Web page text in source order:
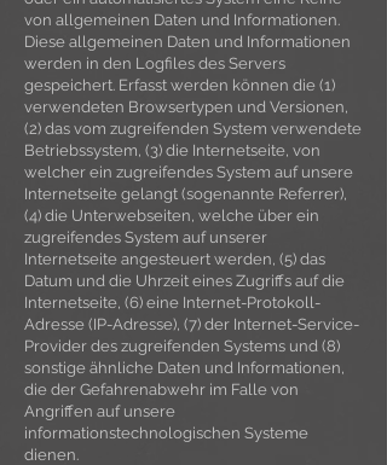
von allgemeinen Daten und Informationen.
Diese allgemeinen Daten und Informationen
werden in den Logfiles des Servers
gespeichert. Erfasst werden können die (1)
verwendeten Browsertypen und Versionen,
(2) das vom zugreifenden System verwendete
Betriebssystem, (3) die Internetseite, von
welcher ein zugreifendes System auf unsere
Internetseite gelangt (sogenannte Referrer),
(4) die Unterwebseiten, welche über ein
zugreifendes System auf unserer
Internetseite angesteuert werden, (5) das
Datum und die Uhrzeit eines Zugriffs auf die
Internetseite, (6) eine Internet-Protokoll-
Adresse (IP-Adresse), (7) der Internet-Service-
Provider des zugreifenden Systems und (8)
sonstige ähnliche Daten und Informationen,
die der Gefahrenabwehr im Falle von
Angriffen auf unsere
informationstechnologischen Systeme
dienen.